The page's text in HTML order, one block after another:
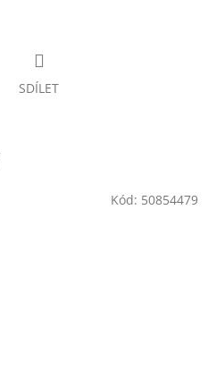
SDÍLET
Kód: 50854479